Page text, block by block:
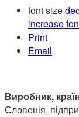
font size
increase
Print
Email
Виробник,
Словенія,